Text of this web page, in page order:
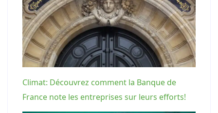
Climat: Découvrez comment la Banque de
France note les entreprises sur leurs efforts!